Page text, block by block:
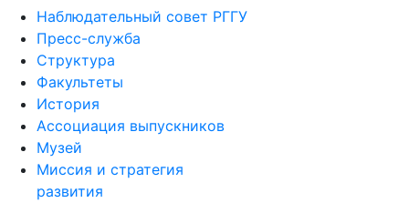
Наблюдательный совет РГГУ
Пресс-служба
Структура
Факультеты
История
Ассоциация выпускников
Музей
Миссия и стратегия
развития